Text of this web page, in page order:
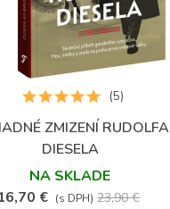
Obľúbené
ZMIZENÍ RUDOLFA
DIESELA
NA SKLADE
€ (s DPH) 23,90 €
(5)